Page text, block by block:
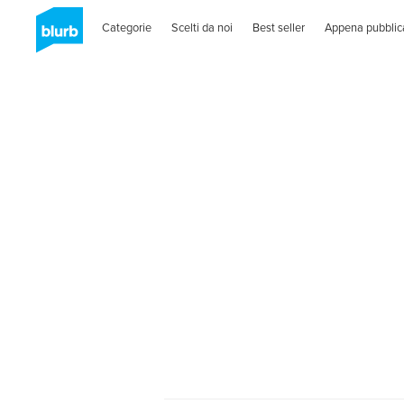
Categorie Scelti da noi Best seller Appena